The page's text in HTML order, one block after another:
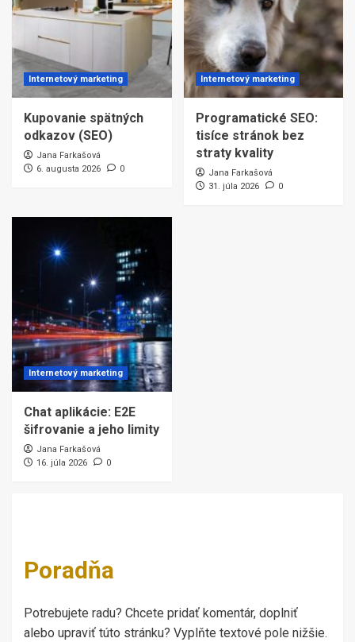
Internetový marketing
Kupovanie spätných
odkazov (SEO)
Jana Farkašová
6. augusta 2026
0
Internetový marketing
Programatické SEO:
tisíce stránok bez
straty kvality
Jana Farkašová
31. júla 2026
0
Internetový marketing
Chat aplikácie: E2E
šifrovanie a jeho limity
Jana Farkašová
16. júla 2026
0
Poradňa
Potrebujete radu? Chcete pridať komentár, doplniť
alebo upraviť túto stránku? Vyplňte textové pole nižšie.